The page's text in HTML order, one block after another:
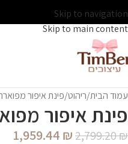
Skip to navigation
Skip to main content
עמוד הבית ריהוט פינת איפור
פינת איפור
2,799.20₪
1,959.44 ₪